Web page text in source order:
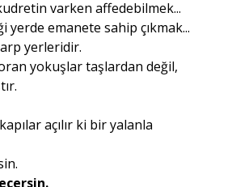
varken affedebilmek...
yerde emanete sahip çıkmak...
yerleridir.
yokuşlar taşlardan değil,
açılır ki bir yalanla